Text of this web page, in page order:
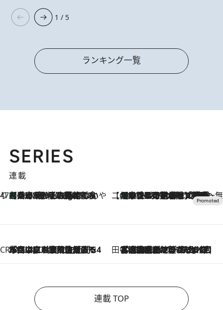
1 / 5
ランキング一覧
SERIES
連載
47都道府県の手みやげ ひんやりスイーツで夏を満喫
16 Minutes Ago
【兵庫県】この夏絶対食べたい 冷やしておいしいおやつ3選 淡路島の恵みをジェラートに集約 【CREA×星野リゾート】唯一無二。癒しと発見が待つ場所へ
2026.8.7
【トンボの足水浴】ヒノキの香りに包まれて涼感マックス！約13℃の湧水かけ流しを避暑地「星野温泉 トンボの湯」で体験
CREA'S CHOICE
2026.8.7
「立川にも歌舞伎があるんだよ」 片岡仁左衛門・市川中車ら豪華座組みで4年目の立川立飛歌舞伎へ 田中稲の勝手に再ブーム
2026.8.7
「湘南乃風に憧れて」観客大盛上がりの“タオル回し”に、ラッパー顔負けの高速歌唱まで…さだまさし（74）のアグレッシブすぎる現在地
連載 TOP